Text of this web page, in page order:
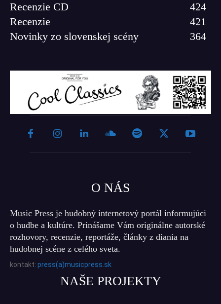
Recenzie CD
424
Recenzie
421
Novinky zo slovenskej scény
364
O NÁS
Music Press je hudobný internetový portál informujúci
o hudbe a kultúre. Prinášame Vám originálne autorské
rozhovory, recenzie, reportáže, články z diania na
hudobnej scéne z celého sveta.
kontakt: press(a)musicpress.sk
NAŠE PROJEKTY